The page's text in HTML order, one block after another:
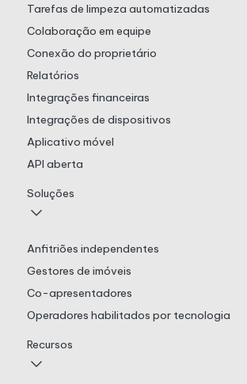
Tarefas de limpeza automatizadas
Colaboração em equipe
Conexão do proprietário
Relatórios
Integrações financeiras
Integrações de dispositivos
Aplicativo móvel
API aberta
Soluções
Anfitriões independentes
Gestores de imóveis
Co-apresentadores
Operadores habilitados por tecnologia
Recursos